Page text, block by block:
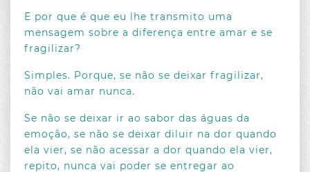
E por que é que eu lhe transmito uma
mensagem sobre a diferença entre amar e se
fragilizar?
Simples. Porque, se não se deixar fragilizar,
não vai amar nunca.
Se não se deixar ir ao sabor das águas da
emoção, se não se deixar diluir na dor quando
ela vier, se não acessar a dor quando ela vier,
repito, nunca vai poder se entregar ao